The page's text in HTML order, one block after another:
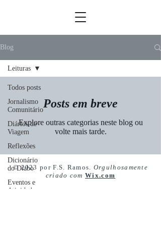
Blog
Todos posts
Jornalismo
Comunitário
Diários de
Viagem
Reflexões
Dicionário
do Diabo
Eventos e
Atividades
Leituras
Posts em breve
Explore outras categorias neste blog ou
volte mais tarde.
© 2023 por F.S. Ramos. Orgulhosamente
criado com Wix.com